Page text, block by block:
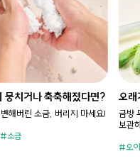
뭉치거나 축축해졌다면?
해버린 소금, 버리지 마세요!
소금
오래
금방
보관
오이